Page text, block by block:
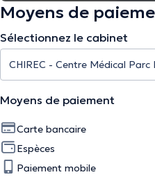
Moyens de
Sélectionnez le cabinet
Moyens de paiement
Carte bancaire
Espèces
Paiement mobile